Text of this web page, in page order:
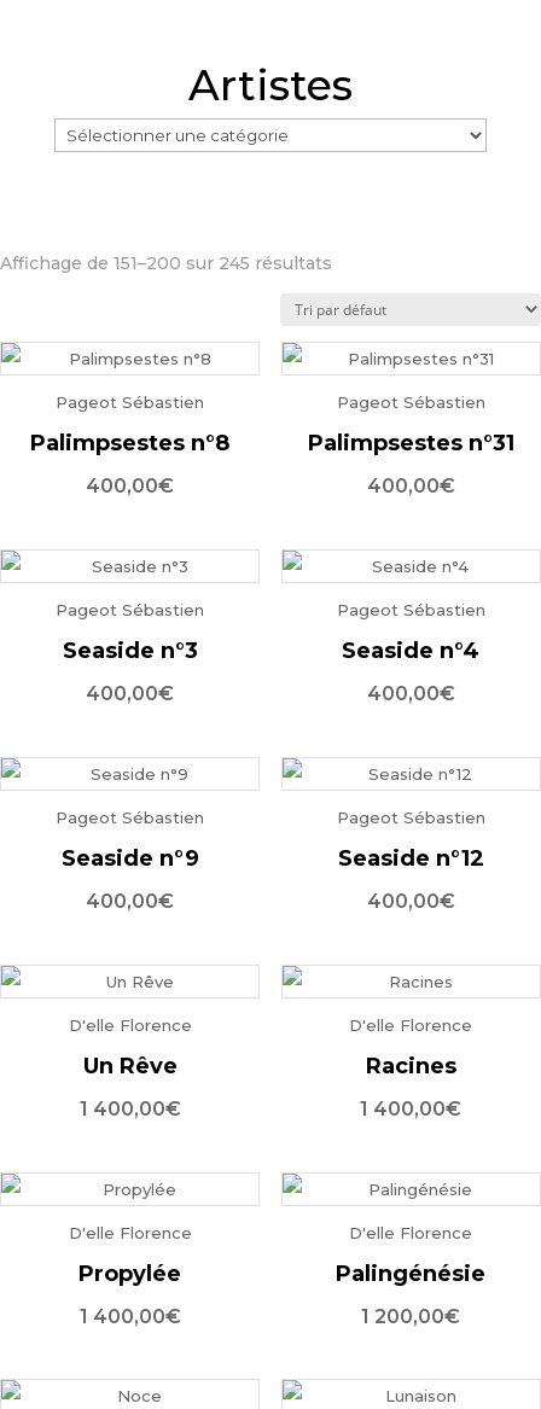
Artistes
Affichage de 151–200 sur 245 résultats
Pageot Sébastien
Palimpsestes n°8
400,00€
Pageot Sébastien
Palimpsestes n°31
400,00€
Pageot Sébastien
Seaside n°3
400,00€
Pageot Sébastien
Seaside n°4
400,00€
Pageot Sébastien
Seaside n°9
400,00€
Pageot Sébastien
Seaside n°12
400,00€
D'elle Florence
Un Rêve
1 400,00€
D'elle Florence
Racines
1 400,00€
D'elle Florence
Propylée
1 400,00€
D'elle Florence
Palingénésie
1 200,00€